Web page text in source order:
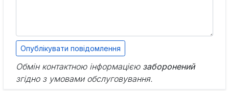
Обмін контактною інформацією заборонений
згідно з умовами обслуговування.